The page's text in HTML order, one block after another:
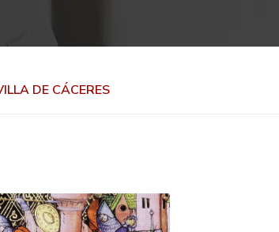
DE CÁCERES